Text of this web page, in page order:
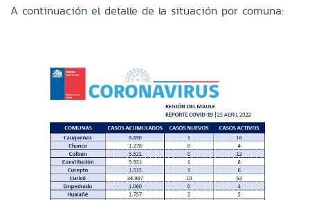
A continuación el detalle de la situación por comuna: